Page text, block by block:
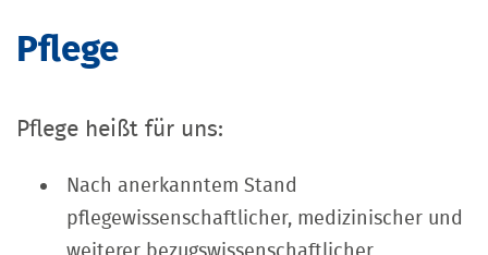
Pflege
Pflege heißt für uns:
Nach anerkanntem Stand
pflegewissenschaftlicher, medizinischer und